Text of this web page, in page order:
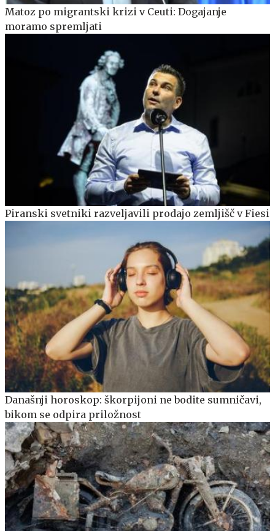
Matoz po migrantski krizi v Ceuti: Dogajanje
moramo spremljati
Piranski svetniki razveljavili prodajo zemljišč v Fiesi
Današnji horoskop: škorpijoni ne bodite sumničavi,
bikom se odpira priložnost